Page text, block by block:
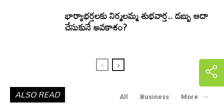
భార్యాభర్తలకు నిర్మలమ్మ శుభవార్త.. డబ్బు ఆదా
చేసుకునే అవకాశం?
ALSO READ All Business More